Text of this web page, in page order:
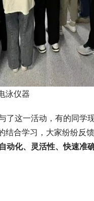
泳仪器
这一活动，有的同学
合学习，大家纷纷反
化、灵活性、快速准